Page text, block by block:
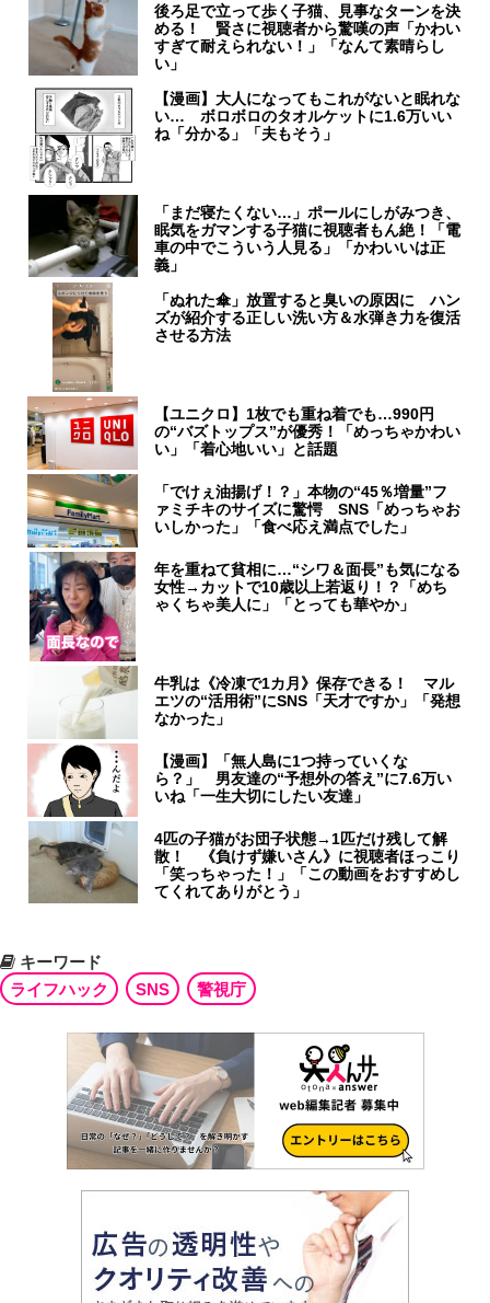
後ろ足で立って歩く子猫、見事なターンを決
める！ 賢さに視聴者から驚嘆の声「かわい
すぎて耐えられない！」「なんて素晴らし
い」
【漫画】大人になってもこれがないと眠れな
い… ボロボロのタオルケットに1.6万いい
ね「分かる」「夫もそう」
「まだ寝たくない…」ポールにしがみつき、
眠気をガマンする子猫に視聴者もん絶！「電
車の中でこういう人見る」「かわいいは正
義」
「ぬれた傘」放置すると臭いの原因に ハン
ズが紹介する正しい洗い方＆水弾き力を復活
させる方法
【ユニクロ】1枚でも重ね着でも…990円
の“バズトップス”が優秀！「めっちゃかわい
い」「着心地いい」と話題
「でけぇ油揚げ！？」本物の“45％増量”フ
ァミチキのサイズに驚愕 SNS「めっちゃお
いしかった」「食べ応え満点でした」
年を重ねて貧相に…“シワ＆面長”も気になる
女性→カットで10歳以上若返り！？「めち
ゃくちゃ美人に」「とっても華やか」
牛乳は《冷凍で1カ月》保存できる！ マル
エツの“活用術”にSNS「天才ですか」「発想
なかった」
【漫画】「無人島に1つ持っていくな
ら？」 男友達の“予想外の答え”に7.6万い
いね「一生大切にしたい友達」
4匹の子猫がお団子状態→1匹だけ残して解
散！ 《負けず嫌いさん》に視聴者ほっこり
「笑っちゃった！」「この動画をおすすめし
てくれてありがとう」
キーワード
ライフハック
SNS 警視庁